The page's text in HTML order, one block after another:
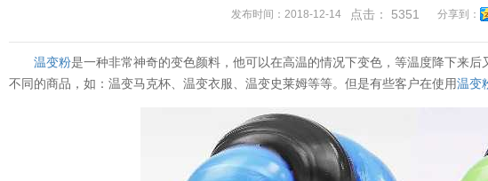
发布时间：2018-12-14 点击： 5351 分享到：
温变粉是一种非常神奇的变色颜料，他可以在高温的情况下变色，等温度降下来
不同的商品，如：温变马克杯、温变衣服、温变史莱姆等等。但是有些客户在使用温变